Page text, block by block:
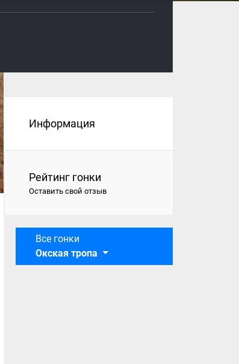
Информация
Рейтинг гонки
Оставить свой отзыв
Все гонки
Окская тропа